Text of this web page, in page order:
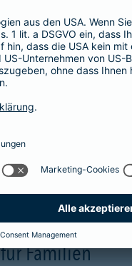
mehr Infos
Familien